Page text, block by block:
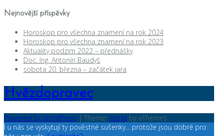
Nejnovější příspěvky
Horoskop pro všechna znamení na rok 2024
Horoskop pro všechna znamení na rok 2023
Aktuality podzim 2022 – přednášky
Doc. Ing. Antonín Baudyš
sobota 20. března – začátek jara
Hvězdopravec
Powered by WordPress | Theme: Astrid by aThemes.
I u nás se vyskytují ty pověstné sušenky... protože jsou dobré pro